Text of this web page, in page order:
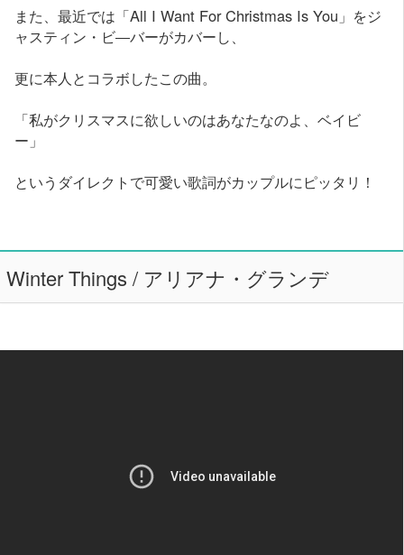
また、最近では「All I Want For Christmas Is You」をジ
ャスティン・ビ―バーがカバーし、
更に本人とコラボしたこの曲。
「私がクリスマスに欲しいのはあなたなのよ、ベイビ
ー」
というダイレクトで可愛い歌詞がカップルにピッタリ！
Winter Things / アリアナ・グランデ